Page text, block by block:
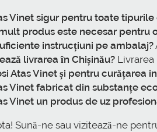
Vinet sigur pentru toate tipurile
produs este necesar pentru
instrucțiuni pe ambalaj?
livrarea în Chișinău? Livrarea
Atas Vinet și pentru curățarea
Vinet fabricat din substanțe
Vinet un produs de uz
Sună-ne sau vizitează-ne